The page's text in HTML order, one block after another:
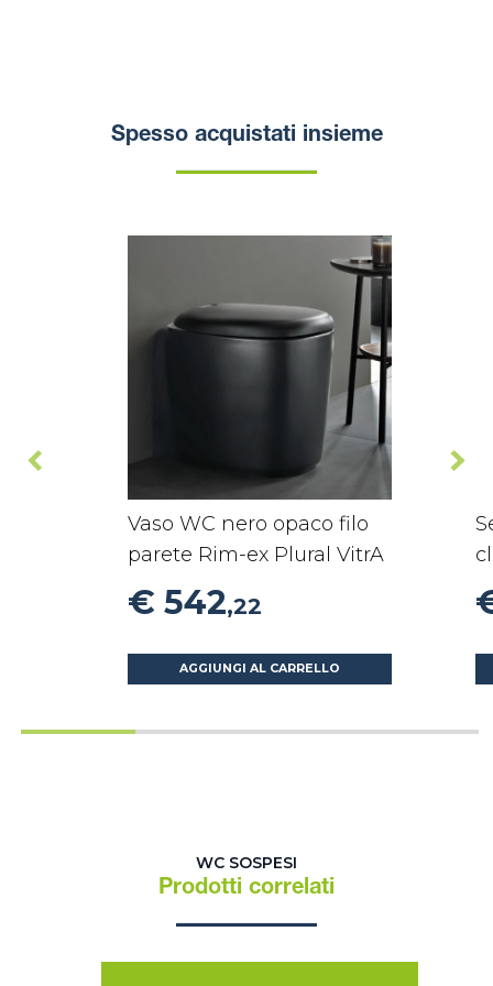
Spesso acquistati insieme
Vaso WC nero opaco filo
parete Rim-ex Plural VitrA
€ 542,22
AGGIUNGI AL CARRELLO
WC SOSPESI
Prodotti correlati